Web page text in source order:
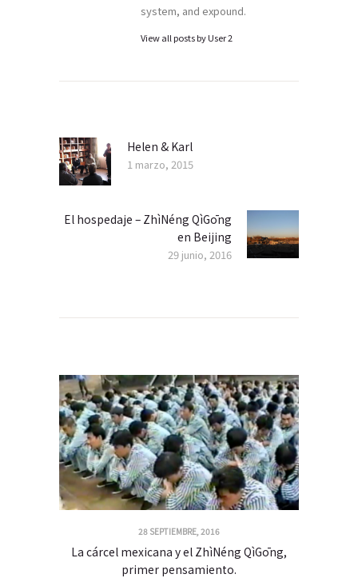
system, and expound.
View all posts byUser 2
entradasPrevious
post:
Helen & Karl
1 marzo, 2015
Next
post:
El hospedaje – ZhìNéng QìGōng
en Beijing
29 junio, 2016
28 SEPTIEMBRE, 2016
La cárcel mexicana y el ZhìNéng QìGōng,
primer pensamiento.